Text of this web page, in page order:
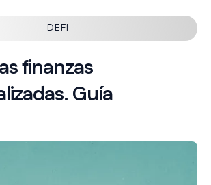
DEFI
finanzas
Guía